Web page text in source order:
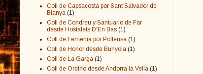
Coll de Capsacosta por Sant Salvador de
Bianya (1)
Coll de Condreu y Santuario de Far
desde Hostalets D'En Bas (1)
Coll de Femenía por Pollensa (1)
Coll de Honor desde Bunyola (1)
Coll de La Garga (1)
Coll de Ordino desde Andorra la Vella (1)